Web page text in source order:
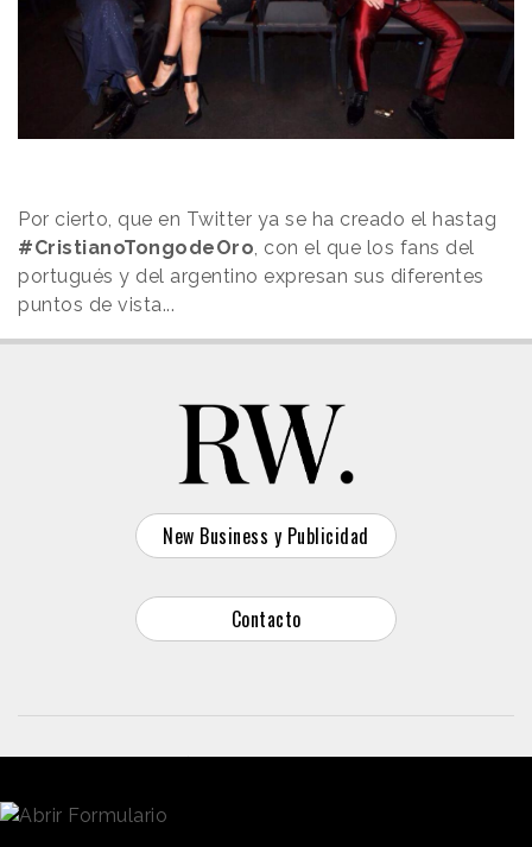
Por cierto, que en Twitter ya se ha creado el hastag
#CristianoTongodeOro, con el que los fans del
portugués y del argentino expresan sus diferentes
puntos de vista...
New Business y Publicidad
Contacto
© 2026 Reason Why
Dirección: Calle Antonio Pirala 29. Madrid, 28017